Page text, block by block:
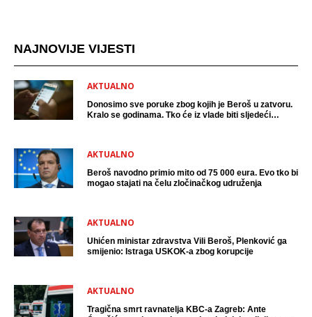
NAJNOVIJE VIJESTI
AKTUALNO
Donosimo sve poruke zbog kojih je Beroš u zatvoru.
Kralo se godinama. Tko će iz vlade biti sljedeći
AKTUALNO
Beroš navodno primio mito od 75 000 eura. Evo tko bi
mogao stajati na čelu zločinačkog udruženja
AKTUALNO
Uhićen ministar zdravstva Vili Beroš, Plenković ga
smijenio: Istraga USKOK-a zbog korupcije
AKTUALNO
Tragična smrt ravnatelja KBC-a Zagreb: Ante